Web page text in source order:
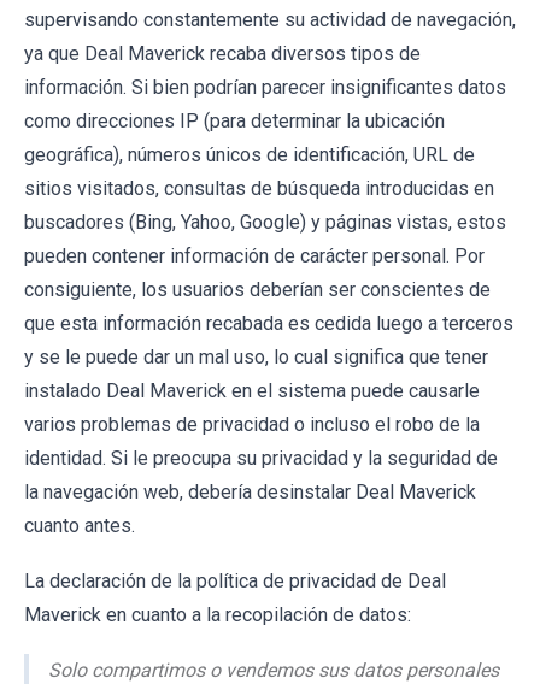
supervisando constantemente su actividad de navegación,
ya que Deal Maverick recaba diversos tipos de
información. Si bien podrían parecer insignificantes datos
como direcciones IP (para determinar la ubicación
geográfica), números únicos de identificación, URL de
sitios visitados, consultas de búsqueda introducidas en
buscadores (Bing, Yahoo, Google) y páginas vistas, estos
pueden contener información de carácter personal. Por
consiguiente, los usuarios deberían ser conscientes de
que esta información recabada es cedida luego a terceros
y se le puede dar un mal uso, lo cual significa que tener
instalado Deal Maverick en el sistema puede causarle
varios problemas de privacidad o incluso el robo de la
identidad. Si le preocupa su privacidad y la seguridad de
la navegación web, debería desinstalar Deal Maverick
cuanto antes.
La declaración de la política de privacidad de Deal
Maverick en cuanto a la recopilación de datos:
Solo compartimos o vendemos sus datos personales